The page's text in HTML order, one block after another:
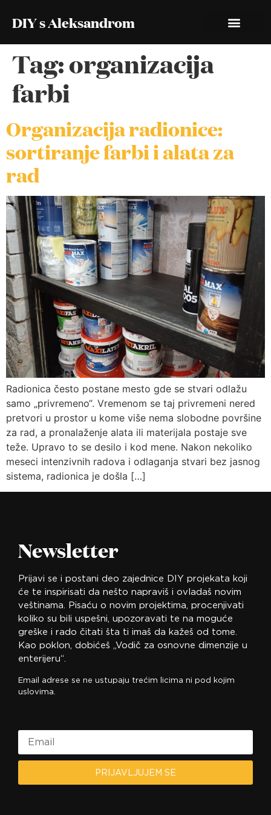
DIY s Aleksandrom
Tag:organizacija
farbi
Organizacija radionice:
sortiranje farbi i alata za
rad
Radionica često postane mesto gde se stvari odlažu
samo „privremeno“. Vremenom se taj privremeni nered
pretvori u prostor u kome više nema slobodne površine
za rad, a pronalaženje alata ili materijala postaje sve
teže. Upravo to se desilo i kod mene. Nakon nekoliko
meseci intenzivnih radova i odlaganja stvari bez jasnog
sistema, radionica je došla […]
Newsletter
Prijavi se i postani deo zajednice DIY projekata koji
će te inspirisati da nešto napraviš i ovladaš novim
veštinama. Pisaću o novim projektima, procenjivati
koliko su bili uspešni, upozoravati te na moguće
greške i rado čitati šta ti imaš da kažeš od tome.
Kao poklon, dobićeš „Vodič za osnovne dimenzije u
enterijeru“.
Email adrese se ne ustupaju trećim licima ni pod kojim
uslovima.
PRIJAVLJUJEM SE